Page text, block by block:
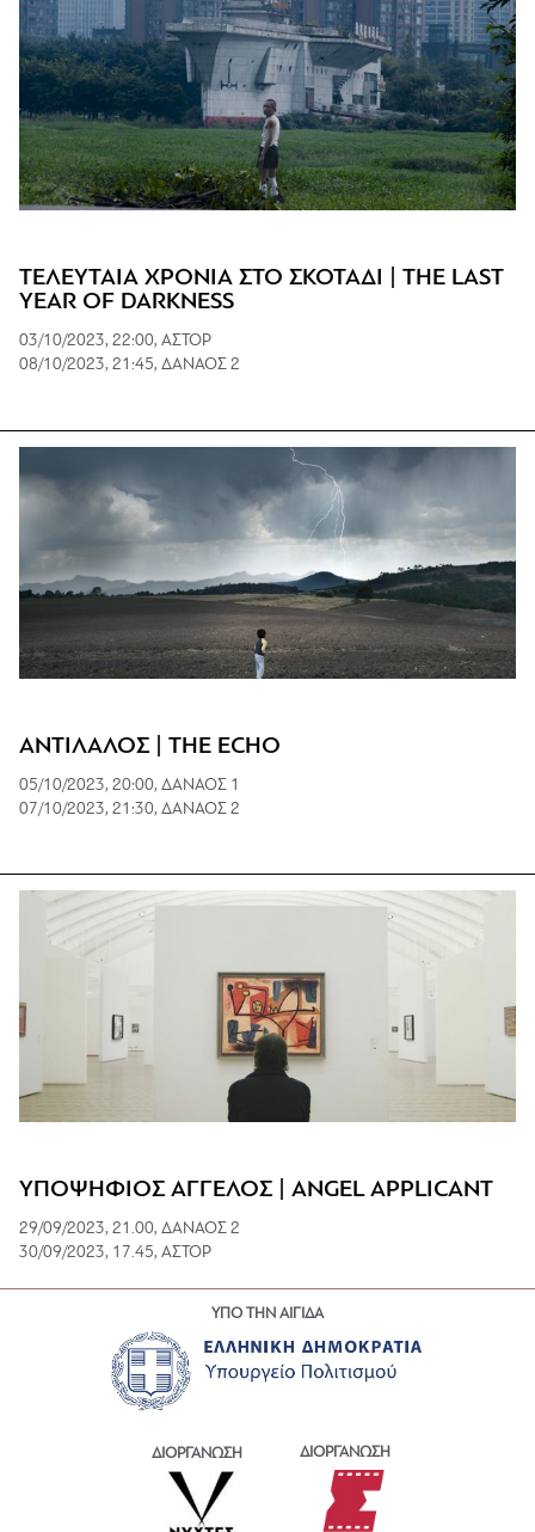
ΤΕΛΕΥΤΑΙΑ ΧΡΟΝΙΑ ΣΤΟ ΣΚΟΤΑΔΙ | THE LAST
YEAR OF DARKNESS
03/10/2023, 22:00, ΑΣΤΟΡ
08/10/2023, 21:45, ΔΑΝΑΟΣ 2
ΑΝΤΙΛΑΛΟΣ | THE ECHO
05/10/2023, 20:00, ΔΑΝΑΟΣ 1
07/10/2023, 21:30, ΔΑΝΑΟΣ 2
ΥΠΟΨΗΦΙΟΣ ΑΓΓΕΛΟΣ | ANGEL APPLICANT
29/09/2023, 21.00, ΔΑΝΑΟΣ 2
30/09/2023, 17.45, ΑΣΤΟΡ
ΥΠΟ ΤΗΝ ΑΙΓΙΔΑ
ΔΙΟΡΓΑΝΩΣΗ ΔΙΟΡΓΑΝΩΣΗ